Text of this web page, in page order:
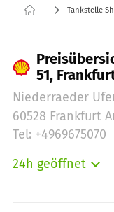
Tankstelle
51,
Niederraeder
60528 Frankfurt
Tel: +4969675070
24h geöffnet